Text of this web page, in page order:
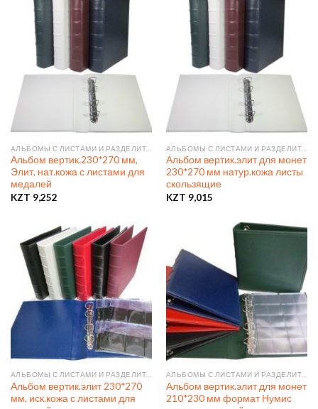
Альбом вертик.230*270 мм,
Элит, нат.кожа с листами для
медалей
KZT 9,252
Альбом вертик.элит для монет
230*270 мм натур.кожа листы
скользящие
KZT 9,015
Альбом вертик.элит 230*270
мм, иск.кожа с листами для
Альбом вертик.элит для монет
210*230 мм формат Нумис